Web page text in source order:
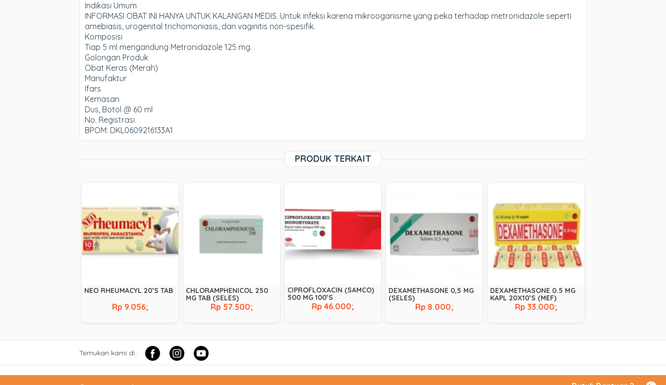
Indikasi Umum
INFORMASI OBAT INI HANYA UNTUK KALANGAN MEDIS. Untuk infeksi karena mikrooganisme yang peka terhadap metronidazole seperti
amebiasis, urogenital trichomoniasis, dan vaginitis non-spesifik.
Komposisi
Tiap 5 ml mengandung Metronidazole 125 mg.
Golongan Produk
Obat Keras (Merah)
Manufaktur
Ifars
Kemasan
Dus, Botol @ 60 ml
No. Registrasi
BPOM: DKL0609216133A1
PRODUK TERKAIT
NEO RHEUMACYL 20’S TAB
Rp 9.056;
CHLORAMPHENICOL 250
MG TAB (SELES)
Rp 57.500;
CIPROFLOXACIN (SAMCO)
500 MG 100’S
Rp 46.000;
DEXAMETHASONE 0,5 MG
(SELES)
Rp 8.000;
DEXAMETHASONE 0.5 MG
KAPL 20X10’S (MEF)
Rp 33.000;
Temukan kami di :